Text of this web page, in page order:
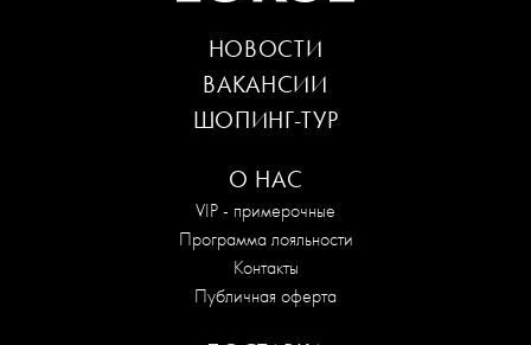
О НАС
VIP - примерочные
Программа лояльности
Контакты
Публичная оферта
НОВОСТИ
ВАКАНСИИ
ШОПИНГ-ТУР